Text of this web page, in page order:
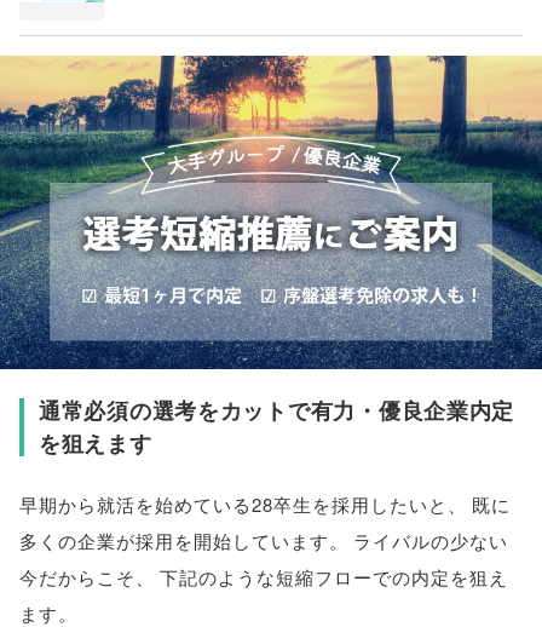
通常必須の選考をカットで有力・優良企業内定
を狙えます
早期から就活を始めている28卒生を採用したいと
既に
多くの企業が採用を開始しています。
ライバルの少ない
今だからこそ
下記のような短縮フローでの内定を狙え
ます。